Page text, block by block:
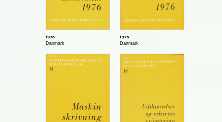
1976
Danmark
1976
Danmark